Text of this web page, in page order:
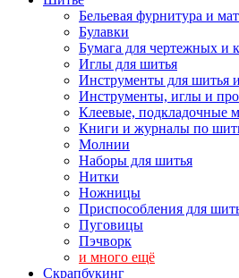
Бельевая фурнитура и
Булавки
Бумага для чертежных и
Иглы для шитья
Инструменты для шитья
Инструменты, иглы и
Клеевые, подкладочные
Книги и журналы по
Молнии
Наборы для шитья
Нитки
Ножницы
Приспособления для
Пуговицы
Пэчворк
и много ещё
Скрапбукинг